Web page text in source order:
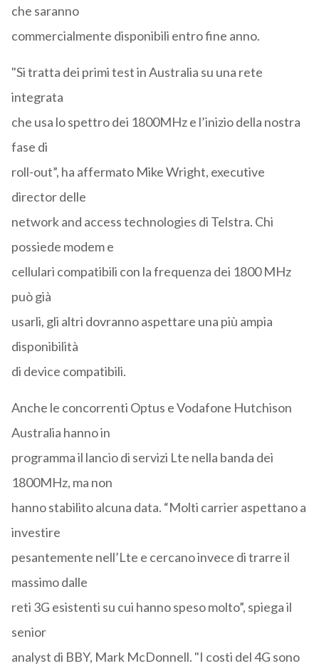
che saranno
commercialmente disponibili entro fine anno.
"Si tratta dei primi test in Australia su una rete
integrata
che usa lo spettro dei 1800MHz e l’inizio della nostra
fase di
roll-out”, ha affermato Mike Wright, executive
director delle
network and access technologies di Telstra. Chi
possiede modem e
cellulari compatibili con la frequenza dei 1800 MHz
può già
usarli, gli altri dovranno aspettare una più ampia
disponibilità
di device compatibili.
Anche le concorrenti Optus e Vodafone Hutchison
Australia hanno in
programma il lancio di servizi Lte nella banda dei
1800MHz, ma non
hanno stabilito alcuna data. “Molti carrier aspettano a
investire
pesantemente nell’Lte e cercano invece di trarre il
massimo dalle
reti 3G esistenti su cui hanno speso molto”, spiega il
senior
analyst di BBY, Mark McDonnell. "I costi del 4G sono